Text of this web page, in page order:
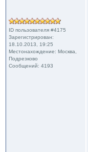
ID пользователя #4175
Зарегистрирован:
18.10.2013, 19:25
Местонахождение: Москва,
Подрезково
Сообщений: 4193